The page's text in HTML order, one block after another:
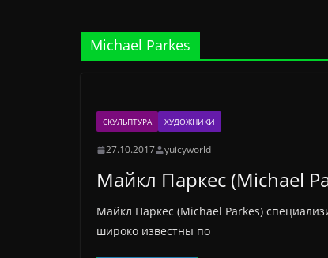
Michael Parkes
СКУЛЬПТУРА ХУДОЖНИКИ
27.10.2017 yuicyworld
Майкл Паркес (Michael
Майкл Паркес (Michael Parkes)
широко известны по